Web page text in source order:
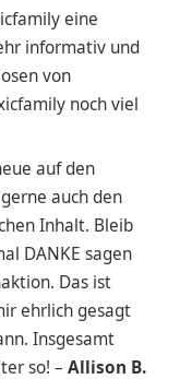
eine
informativ und
von
noch viel
auf den
auch den
Inhalt. Bleib
DANKE sagen
Das ist
ehrlich gesagt
Insgesamt
so! – Allison B.